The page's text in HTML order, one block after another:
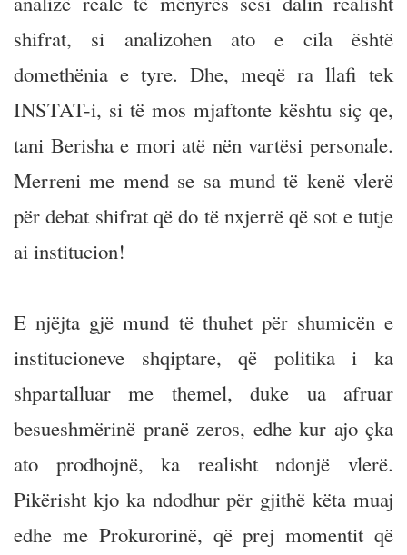
shifrat, si analizohen ato e cila është
domethënia e tyre. Dhe, meqë ra llafi tek
INSTAT-i, si të mos mjaftonte kështu siç qe,
tani Berisha e mori atë nën vartësi personale.
Merreni me mend se sa mund të kenë vlerë
për debat shifrat që do të nxjerrë që sot e tutje
ai institucion!
E njëjta gjë mund të thuhet për shumicën e
institucioneve shqiptare, që politika i ka
shpartalluar me themel, duke ua afruar
besueshmërinë pranë zeros, edhe kur ajo çka
ato prodhojnë, ka realisht ndonjë vlerë.
Pikërisht kjo ka ndodhur për gjithë këta muaj
edhe me Prokurorinë, që prej momentit që